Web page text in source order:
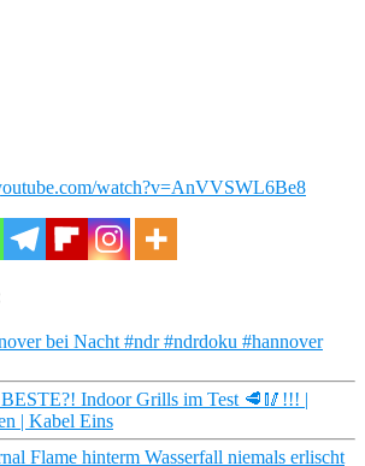
watch?v=AnVVSWL6Be8
bei Nacht #ndr #ndrdoku #hannover
BESTE?! Indoor Grills im Test 🥩🥢!!! |
| Kabel Eins
Flame hinterm Wasserfall niemals erlischt